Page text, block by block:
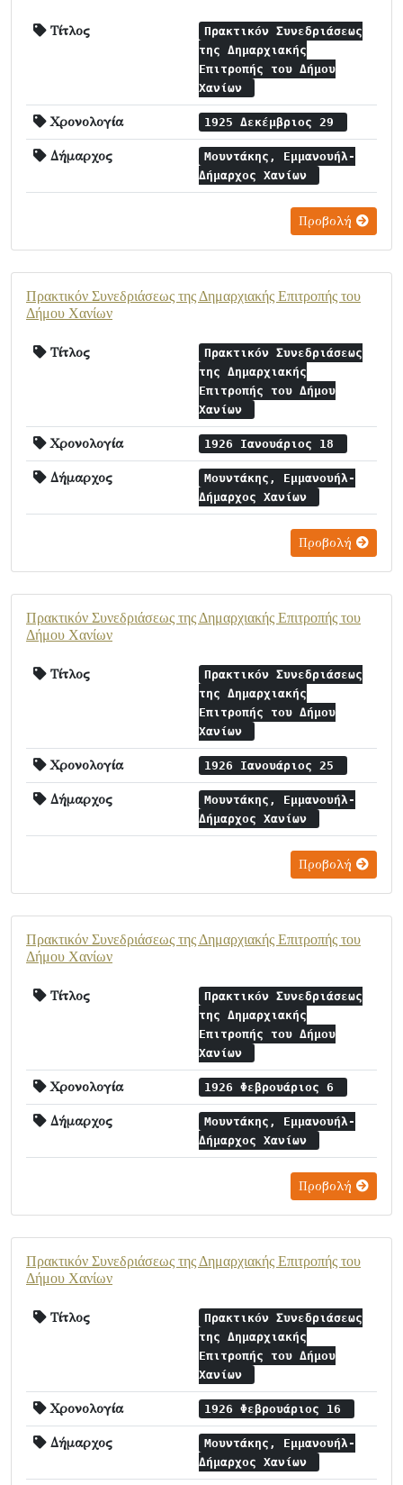
Τίτλος
Πρακτικόν Συνεδριάσεως
της Δημαρχιακής
Επιτροπής του Δήμου
Χανίων
Χρονολογία 1925 Δεκέμβριος 29
Δήμαρχος
Μουντάκης, Εμμανουήλ-
Δήμαρχος Χανίων
Προβολή
Πρακτικόν Συνεδριάσεως της Δημαρχιακής Επιτροπής του
Δήμου Χανίων
Τίτλος
Πρακτικόν Συνεδριάσεως
της Δημαρχιακής
Επιτροπής του Δήμου
Χανίων
Χρονολογία 1926 Ιανουάριος 18
Δήμαρχος
Μουντάκης, Εμμανουήλ-
Δήμαρχος Χανίων
Προβολή
Πρακτικόν Συνεδριάσεως της Δημαρχιακής Επιτροπής του
Δήμου Χανίων
Τίτλος
Πρακτικόν Συνεδριάσεως
της Δημαρχιακής
Επιτροπής του Δήμου
Χανίων
Χρονολογία 1926 Ιανουάριος 25
Δήμαρχος
Μουντάκης, Εμμανουήλ-
Δήμαρχος Χανίων
Προβολή
Πρακτικόν Συνεδριάσεως της Δημαρχιακής Επιτροπής του
Δήμου Χανίων
Τίτλος
Πρακτικόν Συνεδριάσεως
της Δημαρχιακής
Επιτροπής του Δήμου
Χανίων
Χρονολογία 1926 Φεβρουάριος 6
Δήμαρχος
Μουντάκης, Εμμανουήλ-
Δήμαρχος Χανίων
Προβολή
Πρακτικόν Συνεδριάσεως της Δημαρχιακής Επιτροπής του
Δήμου Χανίων
Τίτλος
Πρακτικόν Συνεδριάσεως
της Δημαρχιακής
Επιτροπής του Δήμου
Χανίων
Χρονολογία 1926 Φεβρουάριος 16
Δήμαρχος
Μουντάκης, Εμμανουήλ-
Δήμαρχος Χανίων